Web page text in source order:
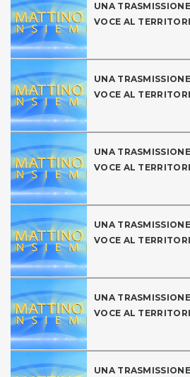
UNA
VOCE AL
UNA
VOCE AL
UNA
VOCE AL
UNA
VOCE AL
UNA
VOCE AL
UNA